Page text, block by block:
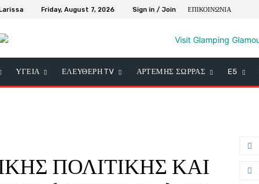
Friday, August 7, 2026 Sign in / Join ΕΠΙΚΟΙΝΩΝΙΑ
ΥΓΕΙΑ ΕΛΕΥΘΕΡΗ TV ΑΡΤΕΜΗΣ ΣΩΡΡΑΣ E5
ΠΟΛΙΤΙΚΗΣ ΚΑΙ